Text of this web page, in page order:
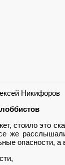
Никифоров
стоило это
же
опасности, а